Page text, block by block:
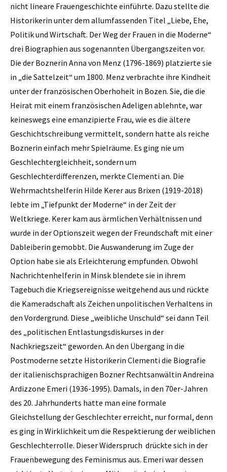
nicht lineare Frauengeschichte einführte. Dazu stellte die
Historikerin unter dem allumfassenden Titel „Liebe, Ehe,
Politik und Wirtschaft. Der Weg der Frauen in die Moderne“
drei Biographien aus sogenannten Übergangszeiten vor.
Die der Boznerin Anna von Menz (1796-1869) platzierte sie
in „die Sattelzeit“ um 1800. Menz verbrachte ihre Kindheit
unter der französischen Oberhoheit in Bozen. Sie, die die
Heirat mit einem französischen Adeligen ablehnte, war
keineswegs eine emanzipierte Frau, wie es die ältere
Geschichtschreibung vermittelt, sondern hatte als reiche
Boznerin einfach mehr Spielräume. Es ging nie um
Geschlechtergleichheit, sondern um
Geschlechterdifferenzen, merkte Clementi an. Die
Wehrmachtshelferin Hilde Kerer aus Brixen (1919-2018)
lebte im „Tiefpunkt der Moderne“ in der Zeit der
Weltkriege. Kerer kam aus ärmlichen Verhältnissen und
wurde in der Optionszeit wegen der Freundschaft mit einer
Dableiberin gemobbt. Die Auswanderung im Zuge der
Option habe sie als Erleichterung empfunden. Obwohl
Nachrichtenhelferin in Minsk blendete sie in ihrem
Tagebuch die Kriegsereignisse weitgehend aus und rückte
die Kameradschaft als Zeichen unpolitischen Verhaltens in
den Vordergrund. Diese „weibliche Unschuld“ sei dann Teil
des „politischen Entlastungsdiskurses in der
Nachkriegszeit“ geworden. An den Übergang in die
Postmoderne setzte Historikerin Clementi die Biografie
der italienischsprachigen Bozner Rechtsanwältin Andreina
Ardizzone Emeri (1936-1995). Damals, in den 70er-Jahren
des 20. Jahrhunderts hatte man eine formale
Gleichstellung der Geschlechter erreicht, nur formal, denn
es ging in Wirklichkeit um die Respektierung der weiblichen
Geschlechterrolle. Dieser Widerspruch drückte sich in der
Frauenbewegung des Feminismus aus. Emeri war dessen